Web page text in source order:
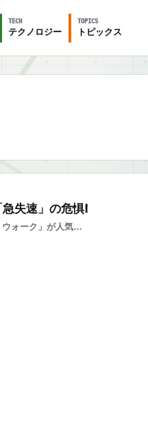
TECH
テクノロジー
TOPICS
トピックス
失速」の危惧!
ウォーク」が人気…